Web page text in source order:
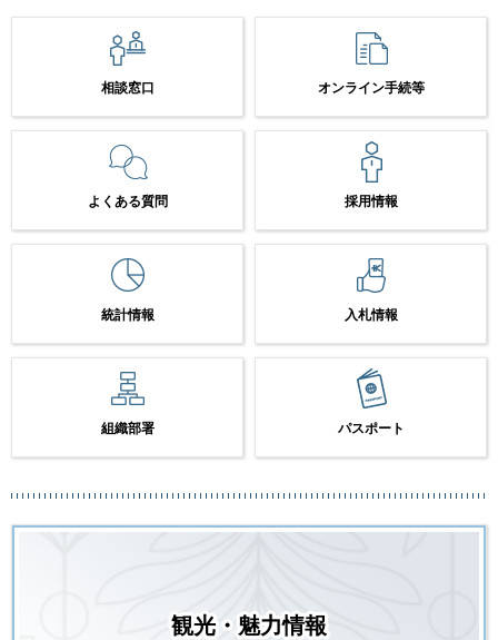
相談窓口 オンライン手続等
よくある質問 採用情報
統計情報 入札情報
組織部署 パスポート
観光・魅力情報